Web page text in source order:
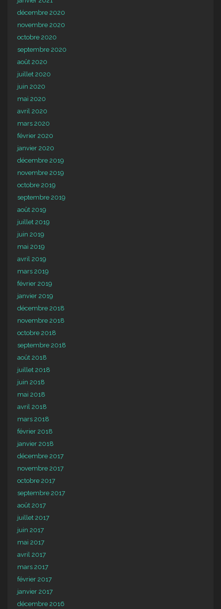
décembre 2020
novembre 2020
octobre 2020
septembre 2020
août 2020
juillet 2020
juin 2020
mai 2020
avril 2020
mars 2020
février 2020
janvier 2020
décembre 2019
novembre 2019
octobre 2019
septembre 2019
août 2019
juillet 2019
juin 2019
mai 2019
avril 2019
mars 2019
février 2019
janvier 2019
décembre 2018
novembre 2018
octobre 2018
septembre 2018
août 2018
juillet 2018
juin 2018
mai 2018
avril 2018
mars 2018
février 2018
janvier 2018
décembre 2017
novembre 2017
octobre 2017
septembre 2017
août 2017
juillet 2017
juin 2017
mai 2017
avril 2017
mars 2017
février 2017
janvier 2017
décembre 2016